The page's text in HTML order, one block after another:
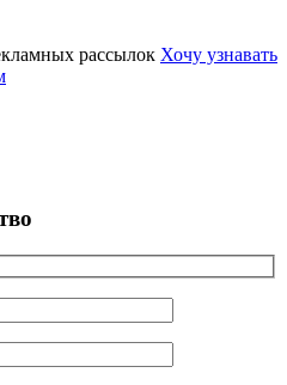
рассылок Хочу узнавать